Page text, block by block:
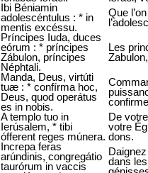
Ibi Béniamin
adolescéntulus : * in
mentis excéssu.
Que
Príncipes Iuda, duces
eórum : * príncipes
Zábulon, príncipes
Néphtali.
Les
Manda, Deus, virtúti
tuæ : * confírma hoc,
Deus, quod operátus
es in nobis.
A templo tuo in
Ierúsalem, * tibi
ófferent reges múnera.
De
votre
dons.
Increpa feras
arúndinis, congregátio
taurórum in vaccis
dans